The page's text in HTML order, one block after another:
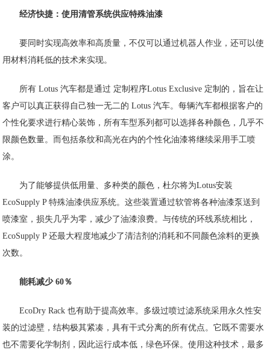
经济快捷：使用清管系统供应特殊油漆
要同时实现高效率和高质量，不仅可以通过机器人作业，还可以使
用材料消耗低的技术来实现。
所有 Lotus 汽车都是通过 定制程序Lotus Exclusive 定制的，旨在让
客户可以真正获得自己独一无二的 Lotus 汽车。每辆汽车都根据客户的
个性化要求进行精心装饰，所有车型系列都可以选择各种颜色，几乎不
限颜色数量。而包括条纹和高光在内的个性化油漆将继续采用手工喷
涂。
为了能够提供低用量、多种类的颜色，杜尔将为Lotus安装
EcoSupply P 特殊油漆供应系统。这些装置通过软管将各种油漆泵送到
喷漆室，损失几乎为零，减少了油漆浪费。与传统的环线系统相比，
EcoSupply P 还最大程度地减少了清洁剂的消耗和不同颜色涂料的更换
次数。
能耗减少 60％
EcoDry Rack 也有助于提高效率。多级过喷过滤系统采用永久性安
装的过滤壁，结构极其紧凑，具有干式分离的所有优点。它既不需要水
也不需要化学制剂，因此运行成本低，绿色环保。使用这种技术，最多